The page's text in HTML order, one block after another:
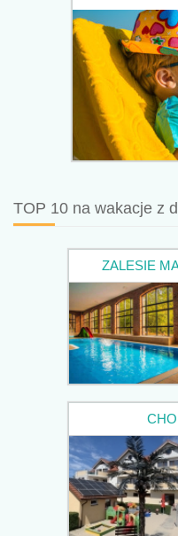
TOP 10 na wakacje z
ZALESIE